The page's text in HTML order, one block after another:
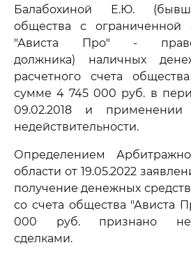
Балабохиной Е.Ю.
общества с ограниченной
"Ависта Про" -
должника) наличных
расчетного счета
сумме 4 745 000 руб. в
09.02.2018 и применении
недействительности.
Определением
области от 19.05.2022
получение денежных
со счета общества "Ависта
000 руб. признано
сделками.